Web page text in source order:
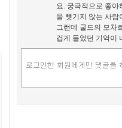
요. 궁극적으로 좋아
을 뺏기지 않는 사람
그런데 굴드의 모차
겁게 들었던 기억이